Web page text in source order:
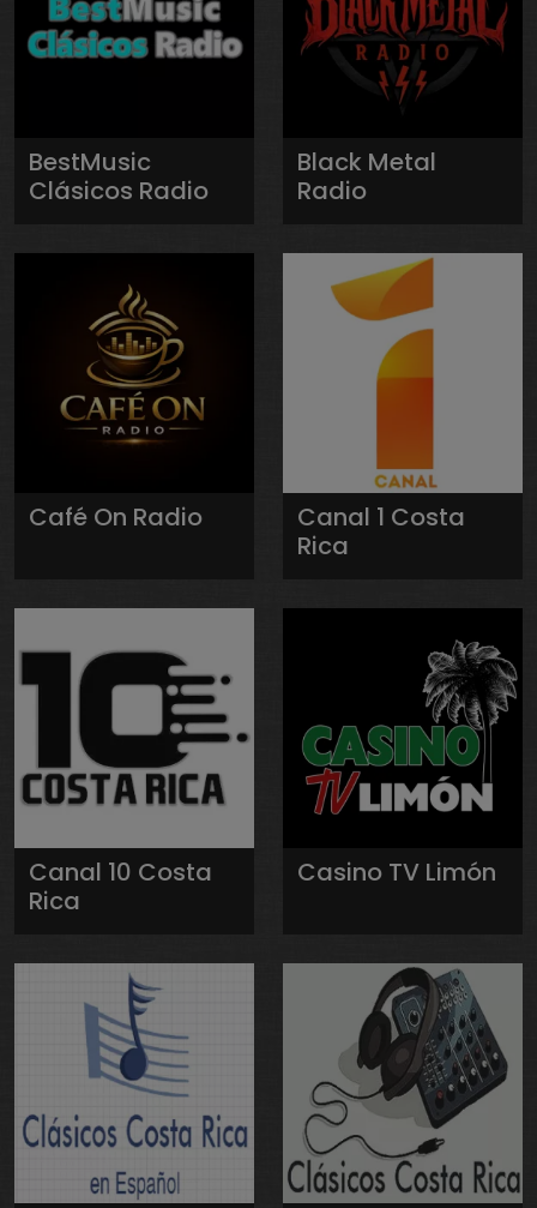
BestMusic
Clásicos Radio
Black Metal
Radio
Café On Radio
Canal 1 Costa
Rica
Canal 10 Costa
Rica
Casino TV Limón